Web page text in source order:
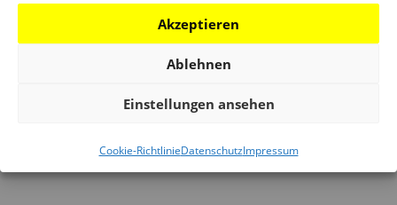
Akzeptieren
Ablehnen
Einstellungen ansehen
Cookie-RichtlinieDatenschutzImpressum